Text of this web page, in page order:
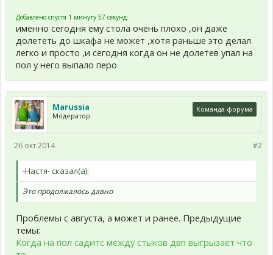
Добавлено спустя 1 минуту 57 секунд:
именно сегодня ему стола очень плохо ,он даже
долететь до шкафа не может ,хотя раньше это делал
легко и просто ,и сегодня когда он не долетев упал на
пол у него выпало перо
Marussia
Модератор
Команда форума
#2
26 окт 2014
-Настя- сказал(а):
Это продолжалось давно
Проблемы с августа, а может и ранее. Предыдущие
темы:
Когда на пол садитс между стыков двп выгрызает что